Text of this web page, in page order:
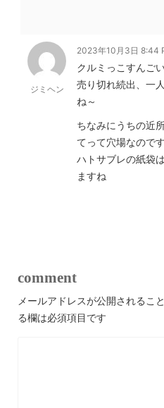
ジミヘン
2023年10月3日 8:44
クルミっこすんご
売り切れ続出、一
ね～
ちなみにうちの近
てって穴場なのです
ハトサブレの紙袋
ますね
comment
メールアドレスが公開されるこ
る欄は必須項目です